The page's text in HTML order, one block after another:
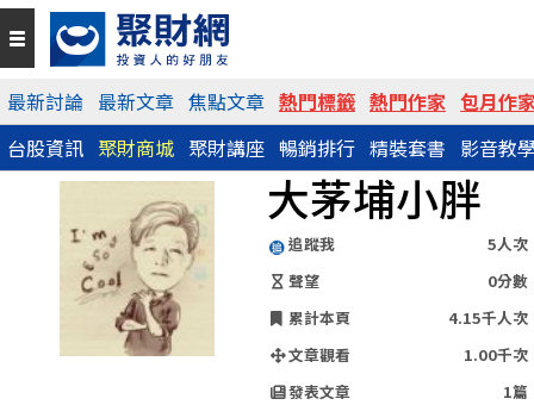
最新討論 最新文章 焦點文章 熱門標籤 熱門作家 包月作
台股資訊 聚財商城 聚財講座 暢銷排行 精裝套書 影音教
大茅埔小胖
追蹤我
5人次
聲望
0分數
累計本頁
4.15千人次
文章觀看
1.00千次
發表文章
1篇
QR Code
https://www.wearn.com/blog.asp?id=67955
分享網址